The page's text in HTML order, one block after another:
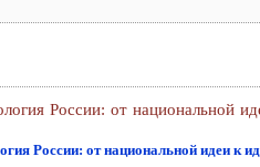
России: от национальной
России: от национальной идеи к